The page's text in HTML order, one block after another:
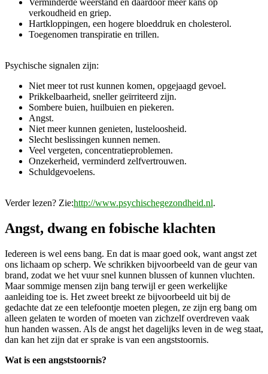
verkoudheid en griep.
Hartkloppingen, een hogere bloeddruk en cholesterol.
Toegenomen transpiratie en trillen.
Psychische signalen zijn:
Niet meer tot rust kunnen komen, opgejaagd gevoel.
Prikkelbaarheid, sneller geïrriteerd zijn.
Sombere buien, huilbuien en piekeren.
Angst.
Niet meer kunnen genieten, lusteloosheid.
Slecht beslissingen kunnen nemen.
Veel vergeten, concentratieproblemen.
Onzekerheid, verminderd zelfvertrouwen.
Schuldgevoelens.
Verder lezen? Zie:http://www.psychischegezondheid.nl.
Angst, dwang en fobische klachten
Iedereen is wel eens bang. En dat is maar goed ook, want angst zet
ons lichaam op scherp. We schrikken bijvoorbeeld van de geur van
brand, zodat we het vuur snel kunnen blussen of kunnen vluchten.
Maar sommige mensen zijn bang terwijl er geen werkelijke
aanleiding toe is. Het zweet breekt ze bijvoorbeeld uit bij de
gedachte dat ze een telefoontje moeten plegen, ze zijn erg bang om
alleen gelaten te worden of moeten van zichzelf overdreven vaak
hun handen wassen. Als de angst het dagelijks leven in de weg staat,
dan kan het zijn dat er sprake is van een angststoornis.
Wat is een angststoornis?